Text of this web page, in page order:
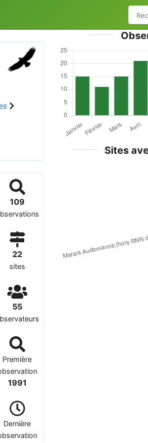
109
22
sites
55
Première
1991
Dernière
Sites